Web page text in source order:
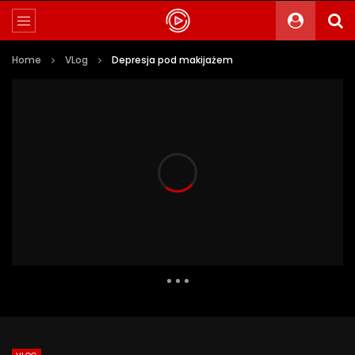
Home VLog Depresja pod makijażem